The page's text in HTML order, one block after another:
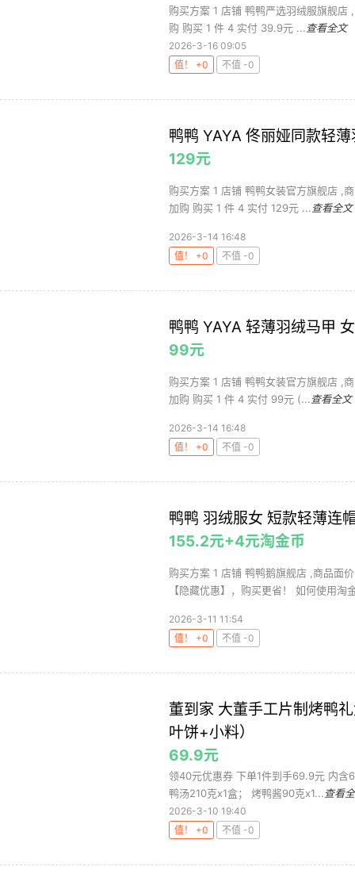
购买方案 1 店铺 鸭鸭严选羽绒服旗舰
购 购买 1 件 4 实付 39.9元 ... 查看全文
2026-3-16 09:05
值！ +0
不值 -0
鸭鸭 YAYA 佟丽娅同款轻
129元
购买方案 1 店铺 鸭鸭女装官方旗舰店 ,
加购 购买 1 件 4 实付 129元 ... 查看全文
2026-3-14 16:48
值！ +0
不值 -0
鸭鸭 YAYA 轻薄羽绒马甲
99元
购买方案 1 店铺 鸭鸭女装官方旗舰店 ,
加购 购买 1 件 4 实付 99元 (... 查看全文
2026-3-14 16:48
值！ +0
不值 -0
鸭鸭 羽绒服女 短款轻薄连
155.2元+4元淘金币
购买方案 1 店铺 鸭鸭鹅旗舰店 ,商品面
【隐藏优惠】，购买更省！ 如何使用淘
2026-3-11 11:54
值！ +0
不值 -0
董到家 大董手工片制烤鸭
叶饼+小料）
69.9元
领40元优惠券 下单1件到手69.9元 内含
鸭汤210克x1盒； 烤鸭酱90克x1... 查看
2026-3-10 19:40
值！ +0
不值 -0